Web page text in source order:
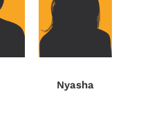
Nyasha